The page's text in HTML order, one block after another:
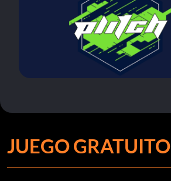
JUEGO GRATUITO